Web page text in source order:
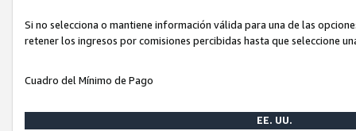
Si no selecciona o mantiene información válida para una de las
retener los ingresos por comisiones percibidas hasta que seleccione
Cuadro del Mínimo de Pago
EE. UU.